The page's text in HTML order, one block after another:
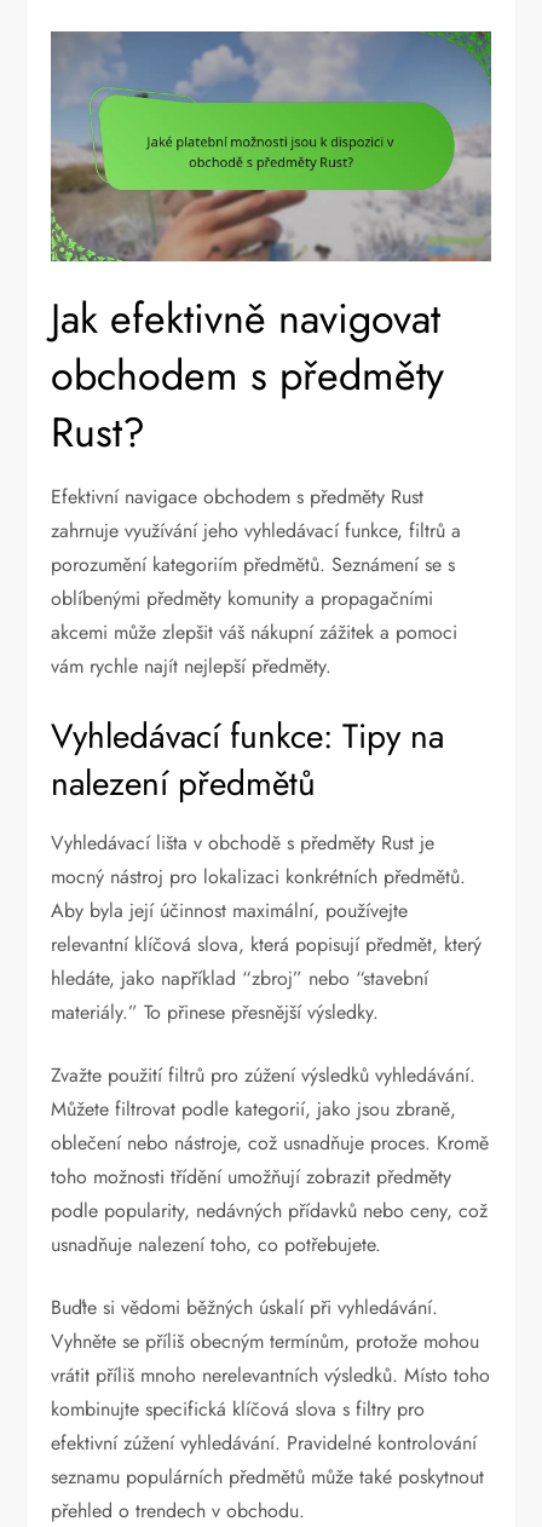
Jak efektivně navigovat
obchodem s předměty
Rust?
Efektivní navigace obchodem s předměty Rust
zahrnuje využívání jeho vyhledávací funkce, filtrů a
porozumění kategoriím předmětů. Seznámení se s
oblíbenými předměty komunity a propagačními
akcemi může zlepšit váš nákupní zážitek a pomoci
vám rychle najít nejlepší předměty.
Vyhledávací funkce: Tipy na
nalezení předmětů
Vyhledávací lišta v obchodě s předměty Rust je
mocný nástroj pro lokalizaci konkrétních předmětů.
Aby byla její účinnost maximální, používejte
relevantní klíčová slova, která popisují předmět, který
hledáte, jako například “zbroj” nebo “stavební
materiály.” To přinese přesnější výsledky.
Zvažte použití filtrů pro zúžení výsledků vyhledávání.
Můžete filtrovat podle kategorií, jako jsou zbraně,
oblečení nebo nástroje, což usnadňuje proces. Kromě
toho možnosti třídění umožňují zobrazit předměty
podle popularity, nedávných přídavků nebo ceny, což
usnadňuje nalezení toho, co potřebujete.
Buďte si vědomi běžných úskalí při vyhledávání.
Vyhněte se příliš obecným termínům, protože mohou
vrátit příliš mnoho nerelevantních výsledků. Místo toho
kombinujte specifická klíčová slova s filtry pro
efektivní zúžení vyhledávání. Pravidelné kontrolování
seznamu populárních předmětů může také poskytnout
přehled o trendech v obchodu.